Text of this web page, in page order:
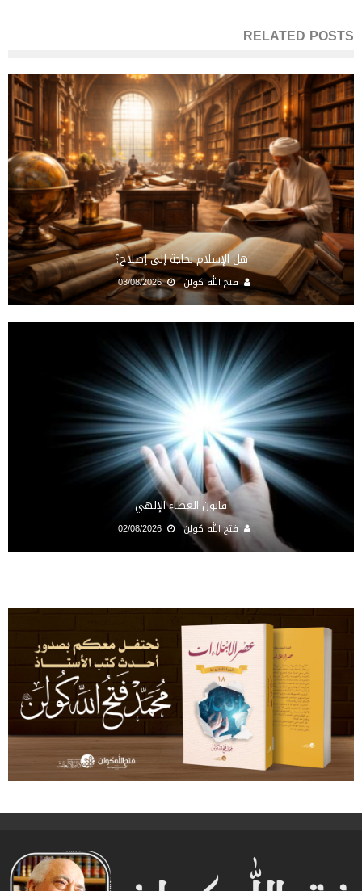
RELATED POSTS
هل الإسلام بحاجة إلى إصلاح؟
فتح الله كولن 03/08/2026
قانون العطاء الإلهي
فتح الله كولن 02/08/2026